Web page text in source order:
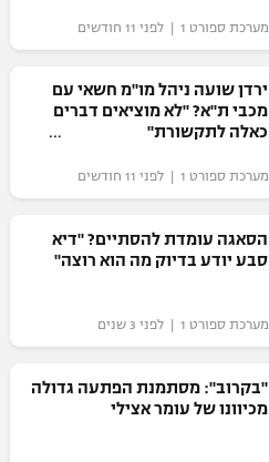
עסק
מערכת ספורט 1 | לפני 11 חודשים
ירדן שועה ניהל מו"מ חשאי עם
מכבי ת"א? "לא מוציאים דברים
כאלה לתקשורת"
מערכת ספורט 1 | לפני 11 חודשים
הסאגה עומדת להסתיים? "דיא
סבע יודע בדיוק מה הוא רוצה"
מערכת ספורט 1 | לפני 3 שנים
"בקרוב": מסתמנת הפתעה גדולה
מכיוונו של עומר אצילי